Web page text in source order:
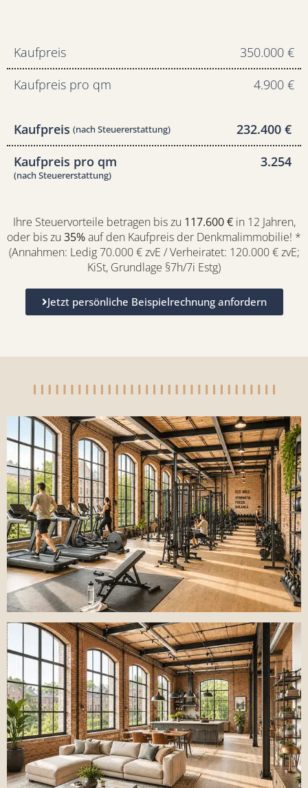
Kaufpreis
350.000 €
Kaufpreis pro qm
4.900 €
Kaufpreis (nach Steuererstattung)
232.400 €
Kaufpreis pro qm
(nach Steuererstattung)
3.254
Ihre Steuervorteile betragen bis zu 117.600 €in 12 Jahren,
oder bis zu 35%auf den Kaufpreis der Denkmalimmobilie! *
(Annahmen: Ledig 70.000 € zvE / Verheiratet: 120.000 € zvE;
KiSt, Grundlage §7h/7i Estg)
Jetzt persönliche Beispielrechnung anfordern